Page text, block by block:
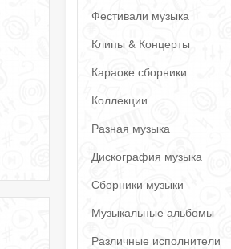
Фестивали музыка
Клипы & Концерты
Караоке сборники
Коллекции
Разная музыка
Дискография музыка
Сборники музыки
Музыкальные альбомы
Различные исполнители